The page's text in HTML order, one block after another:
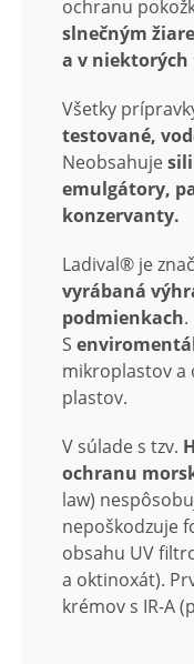
ochranu
slnečným
a v niektorých
Všetky
testované,
Neobsahuje
emulgátory,
konzervanty.
Ladival® je
vyrábaná
podmienkach.
S
mikroplastov a
plastov.
V súlade s tzv.
ochranu
law)
nepoškodzuje
obsahu UV
a oktinoxát).
krémov s IR-A